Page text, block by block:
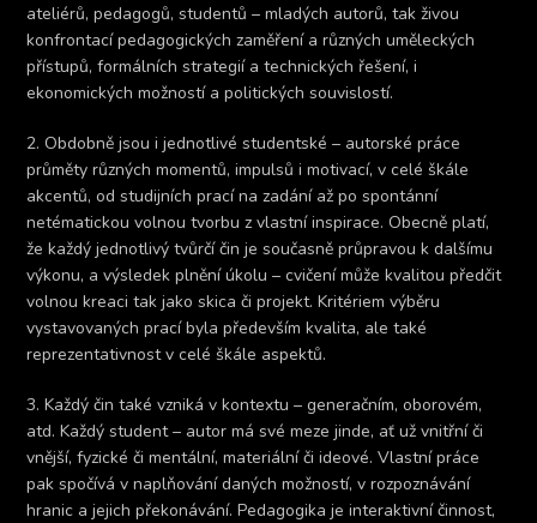
ateliérů, pedagogů, studentů – mladých autorů, tak živou
konfrontací pedagogických zaměření a různých uměleckých
přístupů, formálních strategií a technických řešení, i
ekonomických možností a politických souvislostí.
2. Obdobně jsou i jednotlivé studentské – autorské práce
průměty různých momentů, impulsů i motivací, v celé škále
akcentů, od studijních prací na zadání až po spontánní
netématickou volnou tvorbu z vlastní inspirace. Obecně platí,
že každý jednotlivý tvůrčí čin je současně průpravou k dalšímu
výkonu, a výsledek plnění úkolu – cvičení může kvalitou předčit
volnou kreaci tak jako skica či projekt. Kritériem výběru
vystavovaných prací byla především kvalita, ale také
reprezentativnost v celé škále aspektů.
3. Každý čin také vzniká v kontextu – generačním, oborovém,
atd. Každý student – autor má své meze jinde, ať už vnitřní či
vnější, fyzické či mentální, materiální či ideové. Vlastní práce
pak spočívá v naplňování daných možností, v rozpoznávání
hranic a jejich překonávání. Pedagogika je interaktivní činnost,